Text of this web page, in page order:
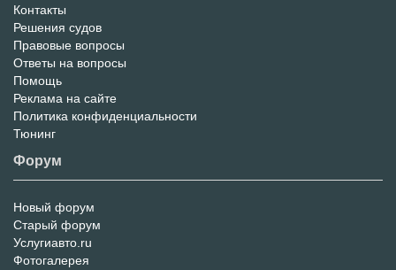
Контакты
Решения судов
Правовые вопросы
Ответы на вопросы
Помощь
Реклама на сайте
Политика конфиденциальности
Тюнинг
Форум
Форум
Новый форум
Старый форум
Услугиавто.ru
Фотогалерея